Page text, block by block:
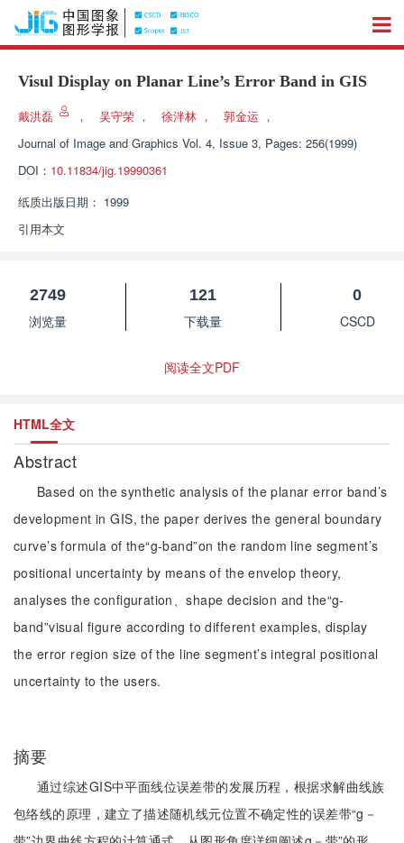
Visul Display on Planar Line’s Error Band in GIS
戴洪磊 ， 吴守荣 ， 徐泮林 ， 郭金运 ，
Journal of Image and Graphics Vol. 4, Issue 3, Pages: 256(1999)
DOI： 10.11834/jig.19990361
纸质出版日期： 1999
引用本文
2749
浏览量
121
下载量
0
CSCD
阅读全文PDF
HTML全文
Abstract
Based on the synthetic analysis of the planar error band’s
development in GIS, the paper derives the general boundary
curve’s formula of the“g-band”on the random line segment’s
positional uncertainty by means of the envelop theory,
analyses the configuration、shape decision and the“g-
band”visual figure according to different examples, display
the error region size of the line segment’s integral positional
uncertainty to the users.
摘要
通过综述GIS中平面线位误差带的发展历程，根据求解曲线族
包络线的原理，建立了描述随机线元位置不确定性的误差带“g－